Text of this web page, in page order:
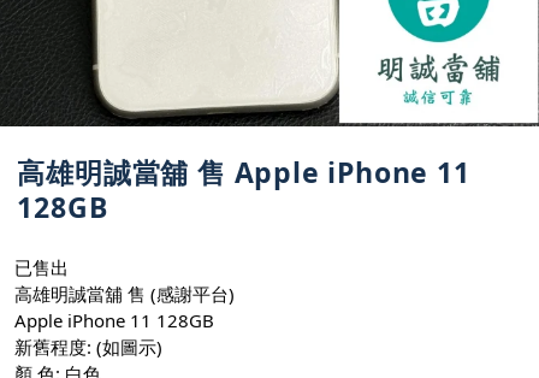
高雄明誠當舖 售 Apple iPhone 11
128GB
已售出
高雄明誠當舖 售 (感謝平台)
Apple iPhone 11 128GB
新舊程度: (如圖示)
顏 色: 白色